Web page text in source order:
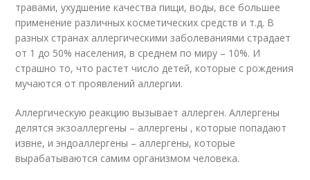
травами, ухудшение качества пищи, воды, все большее
применение различных косметических средств и т.д. В
разных странах аллергическими заболеваниями страдает
от 1 до 50% населения, в среднем по миру – 10%. И
страшно то, что растет число детей, которые с рождения
мучаются от проявлений аллергии.
Аллергическую реакцию вызывает аллерген. Аллергены
делятся экзоаллергены – аллергены , которые попадают
извне, и эндоаллергены – аллергены, которые
вырабатываются самим организмом человека.